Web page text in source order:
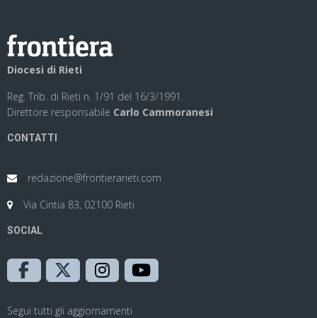
Diocesi di Rieti
Reg. Trib. di Rieti n. 1/91 del 16/3/1991.
Direttore responsabile Carlo Cammoranesi
CONTATTI
redazione@frontierarieti.com
Via Cintia 83, 02100 Rieti
SOCIAL
Segui tutti gli aggiornamenti